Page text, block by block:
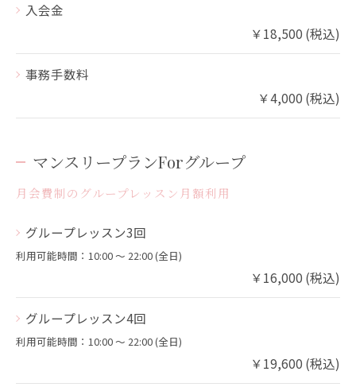
入会金
￥18,500 (税込)
事務手数料
￥4,000 (税込)
マンスリープランForグループ
月会費制のグループレッスン月額利用
グループレッスン3回
利用可能時間：10:00 〜 22:00 (全日)
￥16,000 (税込)
グループレッスン4回
利用可能時間：10:00 〜 22:00 (全日)
￥19,600 (税込)